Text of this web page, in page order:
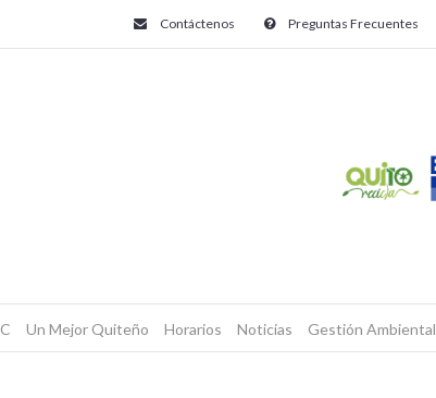
Contáctenos Preguntas Frecuentes
Un Mejor Quiteño Horarios Noticias Gestión Ambiental